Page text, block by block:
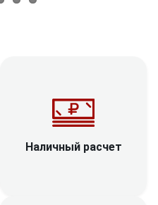
Наличный расчет